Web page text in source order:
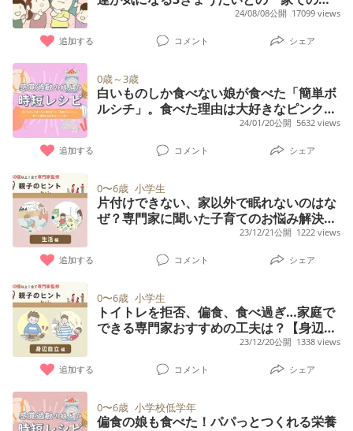
24/08/08公開 17099 views
追加する コメント シェア
0歳～3歳
白いものしか食べない娘が食べた「簡単ボ
ルシチ」。食べた理由は大好きなピンク
色!?【感覚過敏の娘との時短レシピ】
24/01/20公開 5632 views
追加する コメント シェア
0〜6歳 小学生
片付けできない、家以外で眠れないのはな
ぜ？専門家に聞いた子育てのお悩み解決へ
23/12/21公開 1222 views
追加する コメント シェア
0〜6歳 小学生
トイトレを拒否、偏食、食べ過ぎ…家庭で
できる専門家おすすめの工夫は？【身辺自
23/12/20公開 1338 views
追加する コメント シェア
0〜6歳 小学校低学年
偏食の娘も食べた！パパっとつくれる栄養